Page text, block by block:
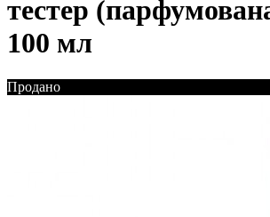
тестер
100 мл
Продано